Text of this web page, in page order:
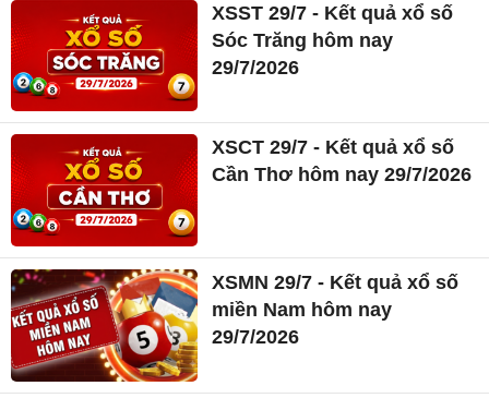
XSST 29/7 - Kết quả xổ số
Sóc Trăng hôm nay
29/7/2026
XSCT 29/7 - Kết quả xổ số
Cần Thơ hôm nay 29/7/2026
XSMN 29/7 - Kết quả xổ số
miền Nam hôm nay
29/7/2026